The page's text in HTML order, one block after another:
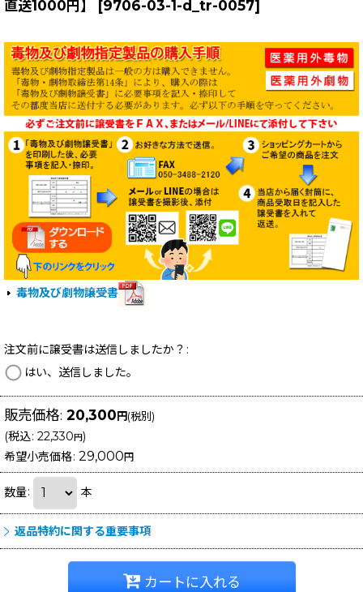
直送1000円】 [9706-03-1-d_tr-0057]
毒物及び劇物譲受書
注文前に譲受書は送信しましたか？ :
はい、送信しました。
販売価格: 20,300円(税別)
(税込: 22,330円)
希望小売価格: 29,000円
数量: 本
返品特約に関する重要事項
カートに入れる